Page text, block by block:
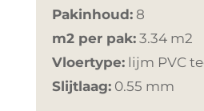
Pakinhoud:8
m2 per pak:3.34 m2
Vloertype:lijm PVC
Slijtlaag:0.55 mm